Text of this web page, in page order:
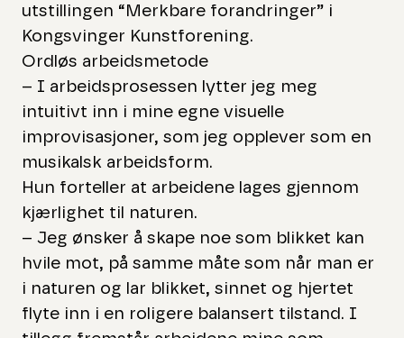
utstillingen “Merkbare forandringer” i
Kongsvinger Kunstforening.
Ordløs arbeidsmetode
– I arbeidsprosessen lytter jeg meg
intuitivt inn i mine egne visuelle
improvisasjoner, som jeg opplever som en
musikalsk arbeidsform.
Hun forteller at arbeidene lages gjennom
kjærlighet til naturen.
– Jeg ønsker å skape noe som blikket kan
hvile mot, på samme måte som når man er
i naturen og lar blikket, sinnet og hjertet
flyte inn i en roligere balansert tilstand. I